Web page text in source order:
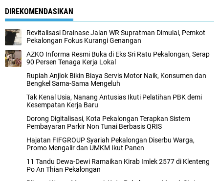
DIREKOMENDASIKAN
Revitalisasi Drainase Jalan WR Supratman Dimulai, Pemkot
Pekalongan Fokus Kurangi Genangan
AZKO Informa Resmi Buka di Eks Sri Ratu Pekalongan, Serap
90 Persen Tenaga Kerja Lokal
Rupiah Anjlok Bikin Biaya Servis Motor Naik, Konsumen dan
Bengkel Sama-Sama Mengeluh
Tak Kenal Usia, Nanang Antusias Ikuti Pelatihan PBK demi
Kesempatan Kerja Baru
Dorong Digitalisasi, Kota Pekalongan Terapkan Sistem
Pembayaran Parkir Non Tunai Berbasis QRIS
Hajatan FIFGROUP Syariah Pekalongan Diserbu Warga,
Promo Mengalir dan UMKM Ikut Panen
11 Tandu Dewa-Dewi Ramaikan Kirab Imlek 2577 di Klenteng
Po An Thian Pekalongan